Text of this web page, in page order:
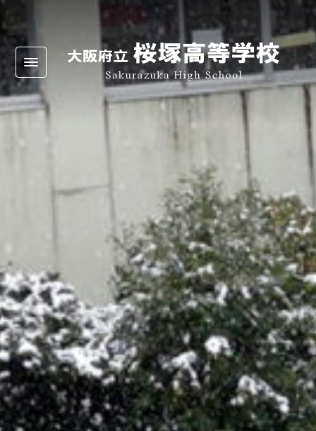
Warning: Undefined array key 0 in